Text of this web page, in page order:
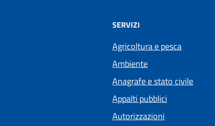
SERVIZI
Agricoltura e pesca
Ambiente
Anagrafe e stato civile
Appalti pubblici
Autorizzazioni